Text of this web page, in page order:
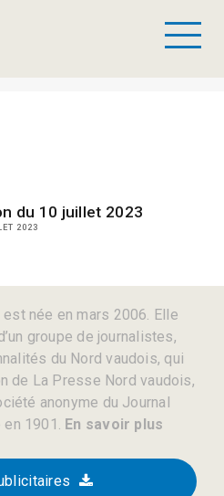
du 10 juillet 2023
2023
née en mars 2006. Elle
groupe de journalistes,
du Nord vaudois, qui
de La Presse Nord vaudois,
anonyme du Journal
en 1901. En savoir plus